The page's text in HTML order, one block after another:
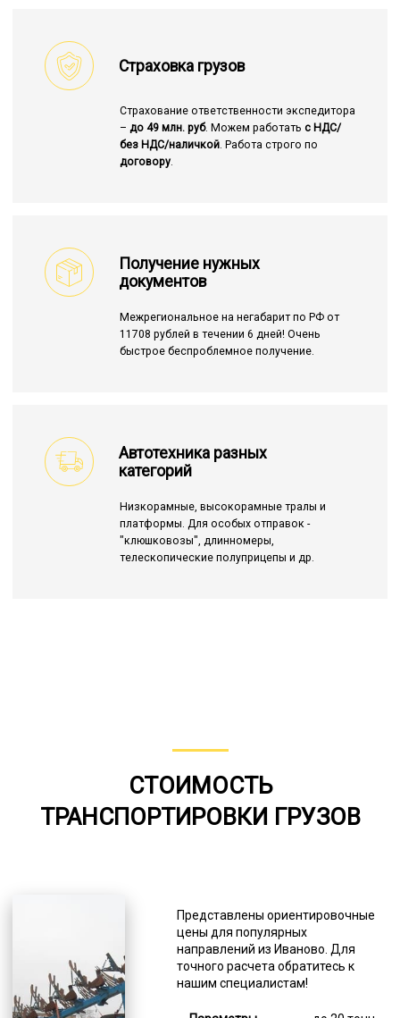
Страховка грузов
Страхование ответственности экспедитора
– до 49 млн. руб. Можем работать с НДС/
без НДС/наличкой. Работа строго по
договору.
Получение нужных
документов
Межрегиональное на негабарит по РФ от
11708 рублей в течении 6 дней! Очень
быстрое беспроблемное получение.
Автотехника разных
категорий
Низкорамные, высокорамные тралы и
платформы. Для особых отправок -
"клюшковозы", длинномеры,
телескопические полуприцепы и др.
СТОИМОСТЬ
ТРАНСПОРТИРОВКИ ГРУЗОВ
Представлены ориентировочные
цены для популярных
направлений из Иваново. Для
точного расчета обратитесь к
нашим специалистам!